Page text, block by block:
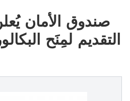
صندوق الأمان
التقديم لمِنَح